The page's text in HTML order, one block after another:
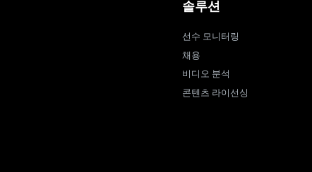
솔루션
선수 모니터링
채용
비디오 분석
콘텐츠 라이선싱